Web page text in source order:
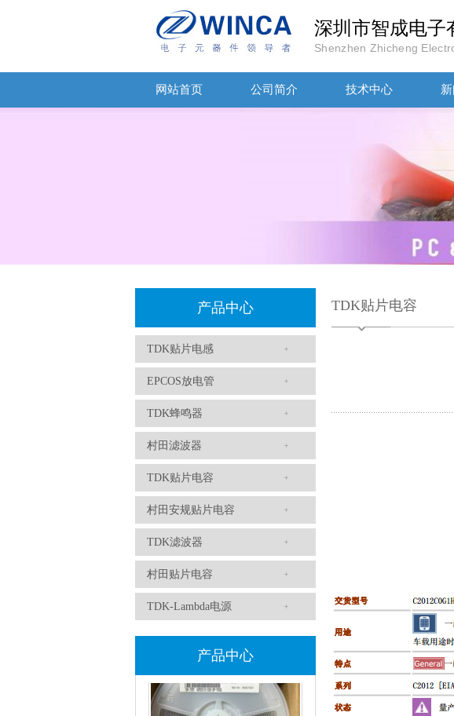
深圳市智成电子
Shenzhen Zhicheng
网站首页 公司简介 技术中心
产品中心
TDK贴片电感
EPCOS放电管
TDK蜂鸣器
村田滤波器
TDK贴片电容
村田安规贴片电容
TDK滤波器
村田贴片电容
TDK-Lambda电源
产品中心
TDK车规电容CGA4J1X7R1E475KT0Y0E
TDK贴片电容